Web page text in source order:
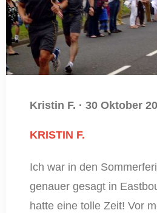
Kristin F. · 30 Oktober
KRISTIN F.
Ich war in den
genauer gesagt in
hatte eine tolle Zeit! Vor